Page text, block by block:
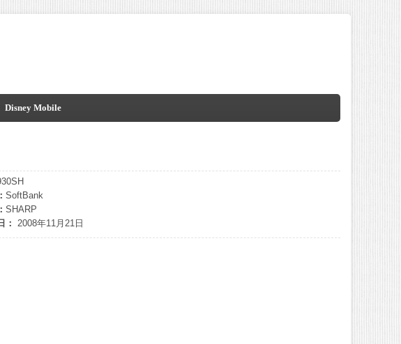
Disney Mobile
SoftBank
SHARP
： 2008年11月21日